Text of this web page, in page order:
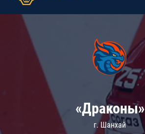
«Драконы»
г. Шанхай